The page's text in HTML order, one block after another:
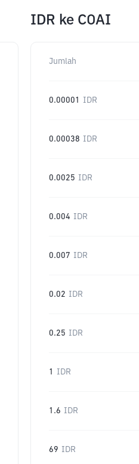
IDR ke COAI
Jumlah
0.00001 IDR
0.00038 IDR
0.0025 IDR
0.004 IDR
0.007 IDR
0.02 IDR
0.25 IDR
1 IDR
1.6 IDR
69 IDR